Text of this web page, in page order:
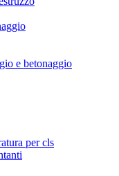
e betonaggio
per cls